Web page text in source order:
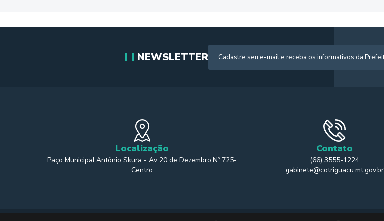
NEWSLETTER
Localização
Paço Municipal Antônio Skura - Av 20 de Dezembro,Nº 725-
Centro
Contato
(66) 3555-1224
gabinete@cotriguacu.mt.gov.br